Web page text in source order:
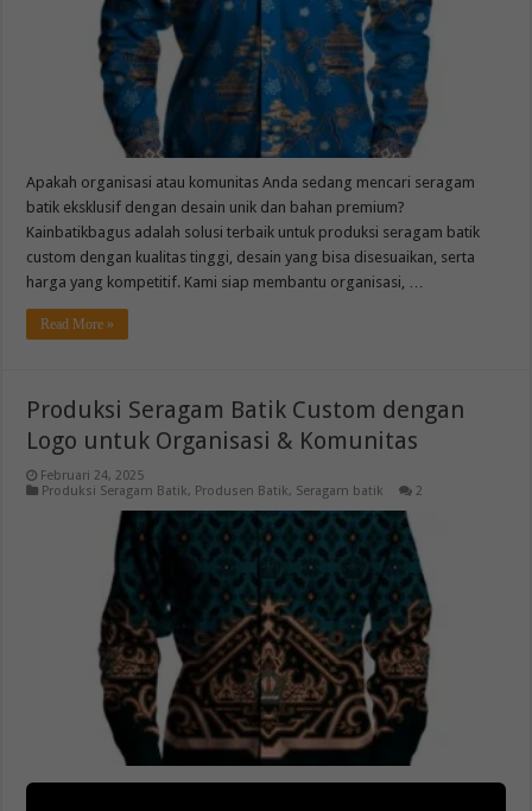
Apakah organisasi atau komunitas Anda sedang mencari seragam
batik eksklusif dengan desain unik dan bahan premium?
Kainbatikbagus adalah solusi terbaik untuk produksi seragam batik
custom dengan kualitas tinggi, desain yang bisa disesuaikan, serta
harga yang kompetitif. Kami siap membantu organisasi, …
Read More »
Produksi Seragam Batik Custom dengan
Logo untuk Organisasi & Komunitas
Februari 24, 2025
Produksi Seragam Batik, Produsen Batik, Seragam batik 2
Apakah organisasi atau komunitas Anda ingin tampil lebih profesional